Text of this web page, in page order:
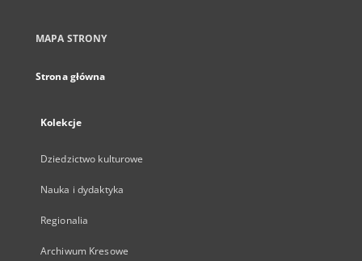
MAPA STRONY
Strona główna
Kolekcje
Dziedzictwo kulturowe
Nauka i dydaktyka
Regionalia
Archiwum Kresowe